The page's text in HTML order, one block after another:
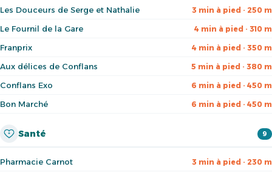
Les Douceurs de Serge et Nathalie 3 min à pied · 250 m
Le Fournil de la Gare 4 min à pied · 310 m
Franprix 4 min à pied · 350 m
Aux délices de Conflans 5 min à pied · 380 m
Conflans Exo 6 min à pied · 450 m
Bon Marché 6 min à pied · 450 m
Santé 9
Pharmacie Carnot 3 min à pied · 230 m